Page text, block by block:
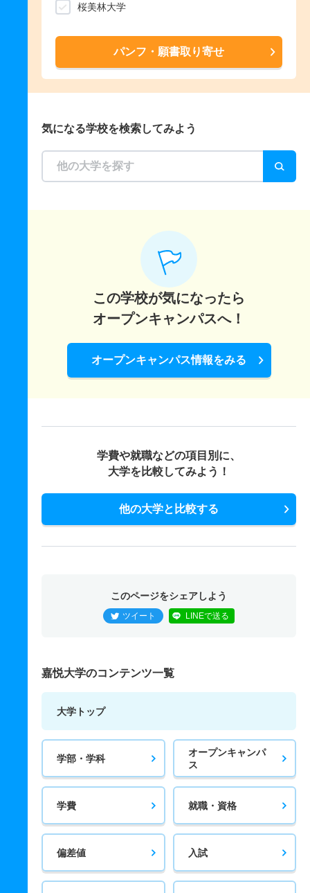
桜美林大学
パンフ・願書取り寄せ
気になる学校を検索してみよう
この学校が気になったら
オープンキャンパスへ！
オープンキャンパス情報をみる
学費や就職などの項目別に、
大学を比較してみよう！
他の大学と比較する
このページをシェアしよう
ツイート LINEで送る
嘉悦大学のコンテンツ一覧
大学トップ
学部・学科
オープンキャンパ
ス
学費 就職・資格
偏差値 入試